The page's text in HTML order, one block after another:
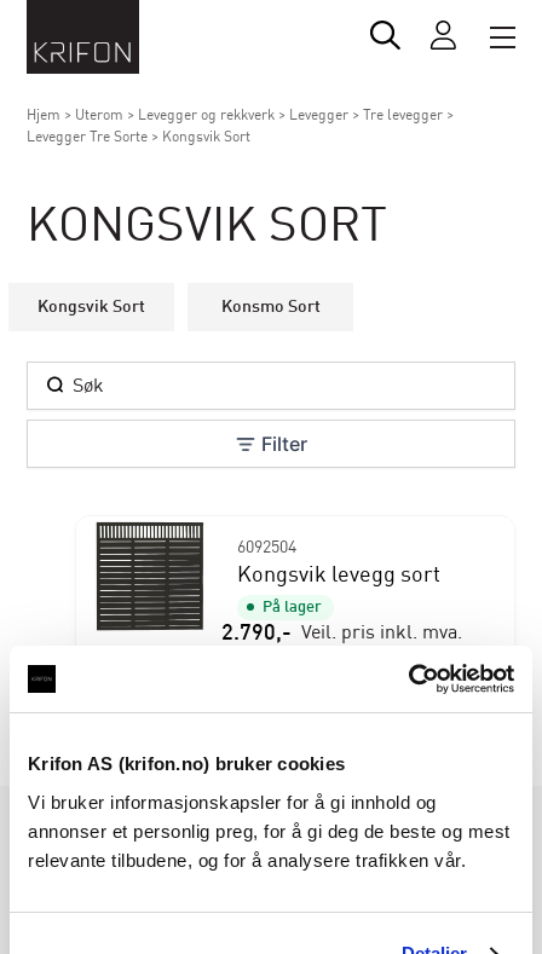
Krifon AS (krifon.no) bruker cookies
Vi bruker informasjonskapsler for å gi innhold og
annonser et personlig preg, for å gi deg de beste og mest
relevante tilbudene, og for å analysere trafikken vår.
Hjem > Uterom > Levegger og rekkverk > Levegger >Tre levegger >
Levegger Tre Sorte > Kongsvik Sort
KONGSVIK SORT
Kongsvik Sort Konsmo Sort
Filter
6092504
Kongsvik levegg sort
På lager
Veil. pris inkl. mva.
2.790,-
Følg oss på